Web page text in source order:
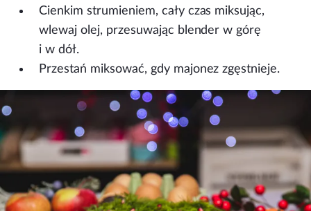
Cienkim strumieniem, cały czas miksując,
wlewaj olej, przesuwając blender w górę
i w dół.
Przestań miksować, gdy majonez zgęstnieje.